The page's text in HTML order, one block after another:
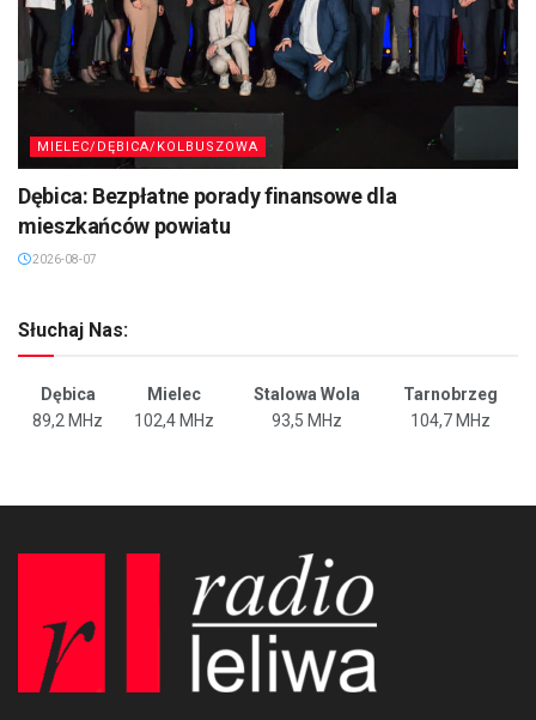
MIELEC/DĘBICA/KOLBUSZOWA
Dębica: Bezpłatne porady finansowe dla
mieszkańców powiatu
2026-08-07
Słuchaj Nas:
Dębica Mielec Stalowa Wola
Tarnobrzeg
89,2 MHz
102,4 MHz 93,5 MHz 104,7 MHz